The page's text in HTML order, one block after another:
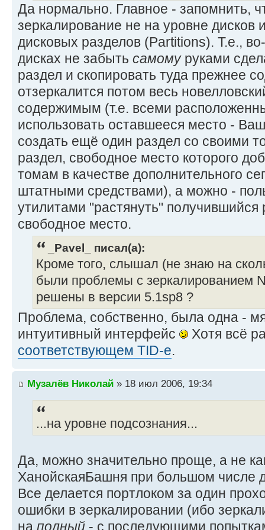
Да нормально. Главное - запомнить,
зеркалирование не на уровне дисков
дисковых разделов (Partitions). Т.е.,
дисках не забыть самомуруками
раздел и скопировать туда прежнее
отзеркалится потом весь
содержимым (т.е. всеми
использовать оставшееся место -
создать ещё один раздел со своими
раздел, свободное место которого
томам в качестве дополнительного
штатными средствами), а можно -
утилитами "растянуть"
свободное место.
_Pavel_ писал(а):
Кроме того, слышал (не знаю на
были проблемы с зеркалированием
решены в версии 5.1sp8 ?
Проблема, собственно, была одна -
интуитивный интерфейс
Хотя всё
соответствующем TID-е.
Музалёв Николай » 18 июл 2006, 19:34
...на уровне подсознания...
Да, можно значительно проще, а не
ХанойскаяБашня при большом числе
Все делается портлоком за один
ошибки в зеркалировании (ибо
на полный - с последующими